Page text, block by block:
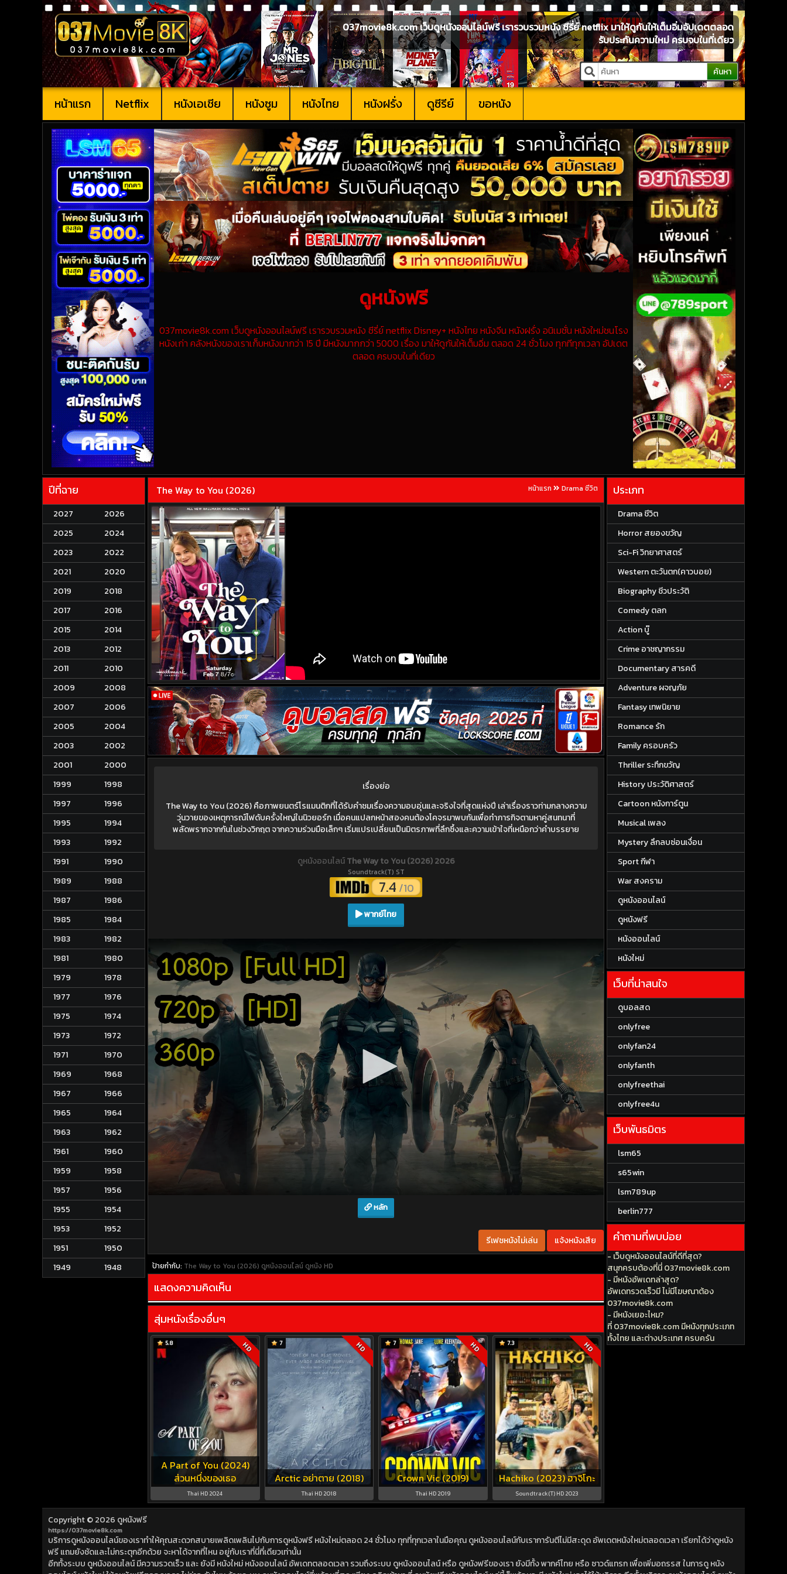
037movie8k.com เว็บดูหนังออนไลน์ฟรี เรารวบรวมหนัง ซีรี่ย์ netflix มาให้ดูกันให้เต็มอิ่มอัปเดตตลอด
รับประกันความใหม่ ครบจบในที่เดียว
ค้นหา
หน้าแรก Netflix หนังเอเชีย หนังซูม หนังไทย หนังฝรั่ง ดูซีรีย์ ขอหนัง
ดูหนังฟรี
037movie8k.com เว็บดูหนังออนไลน์ฟรี เรารวบรวมหนัง ซีรี่ย์ netflix Disney+ หนังไทย หนังจีน หนังฝรั่ง อนิเมชั่น หนังใหม่ชนโรง
หนังเก่า คลังหนังของเราเก็บหนังมากว่า 15 ปี มีหนังมากกว่า 5000 เรื่อง มาให้ดูกันให้เต็มอิ่ม ตลอด 24 ชั่วโมง ทุกทีทุกเวลา อัปเดต
ตลอด ครบจบในที่เดียว
ปีที่ฉาย
2027
2026
2025
2024
2023
2022
2021
2020
2019
2018
2017
2016
2015
2014
2013
2012
2011
2010
2009
2008
2007
2006
2005
2004
2003
2002
2001
2000
1999
1998
1997
1996
1995
1994
1993
1992
1991
1990
1989
1988
1987
1986
1985
1984
1983
1982
1981
1980
1979
1978
1977
1976
1975
1974
1973
1972
1971
1970
1969
1968
1967
1966
1965
1964
1963
1962
1961
1960
1959
1958
1957
1956
1955
1954
1953
1952
1951
1950
1949
1948
The Way to You (2026) หน้าแรก Drama ชีวิต
เรื่องย่อ
The Way to You (2026) คือภาพยนตร์โรแมนติกที่ได้รับคำชมเรื่องความอบอุ่นและจริงใจที่สุดแห่งปี เล่าเรื่องราวท่ามกลางความ
วุ่นวายของเหตุการณ์ไฟดับครั้งใหญ่ในนิวยอร์ก เมื่อคนแปลกหน้าสองคนต้องโคจรมาพบกันเพื่อทำภารกิจตามหาคู่สนทนาที่
พลัดพรากจากกันในช่วงวิกฤต จากความร่วมมือเล็กๆ เริ่มแปรเปลี่ยนเป็นมิตรภาพที่ลึกซึ้งและความเข้าใจที่เหนือกว่าคำบรรยาย
ดูหนังออนไลน์The Way to You (2026) 2026
Soundtrack(T) ST
7.4 /10
พากย์ไทย
หลัก
รีเฟชหนังไม่เล่น แจ้งหนังเสีย
ป้ายกำกับ: The Way to You (2026) ดูหนังออนไลน์ ดูหนัง HD
แสดงความคิดเห็น
สุ่มหนังเรื่องอื่นๆ
A Part of You (2024)
ส่วนหนึ่งของเธอ
5.8 HD
Thai HD 2024
Arctic อย่าตาย (2018)
7 HD
Thai HD 2018
Crown Vic (2019)
7 HD
Thai HD 2019
Hachiko (2023) ฮาจิโกะ
7.3 HD
Soundtrack(T) HD 2023
ประเภท
Drama ชีวิต
Horror สยองขวัญ
Sci-Fi วิทยาศาสตร์
Western ตะวันตก(คาวบอย)
Biography ชีวประวัติ
Comedy ตลก
Action บู๊
Crime อาชญากรรม
Documentary สารคดี
Adventure ผจญภัย
Fantasy เทพนิยาย
Romance รัก
Family ครอบครัว
Thriller ระทึกขวัญ
History ประวัติศาสตร์
Cartoon หนังการ์ตูน
Musical เพลง
Mystery ลึกลบซ่อนเงื่อน
Sport กีฬา
War สงคราม
ดูหนังออนไลน์
ดูหนังฟรี
หนังออนไลน์
หนังใหม่
เว็บที่น่าสนใจ
ดูบอลสด
onlyfree
onlyfan24
onlyfanth
onlyfreethai
onlyfree4u
เว็บพันธมิตร
lsm65
s65win
lsm789up
berlin777
คำถามที่พบบ่อย
- เว็บดูหนังออนไลน์ที่ดีที่สุด?
สนุกครบต้องที่นี่ 037movie8k.com
- มีหนังอัพเดทล่าสุด?
อัพเดทรวดเร็วมี ไม่มีโฆษณาต้อง
037movie8k.com
- มีหนังเยอะไหม?
ที่ 037movie8k.com มีหนังทุกประเภท
ทั้งไทย และต่างประเทศ ครบครัน
Copyright © 2026 ดูหนังฟรี
https://037movie8k.com
บริการดูหนังออนไลน์ของเราทำให้คุณสะดวกสบายเพลิดเพลินไปกับการดูหนังฟรี หนังใหม่ตลอด 24 ชั่วโมง ทุกที่ทุกเวลาในมือคุณ ดูหนังออนไลน์กับเราการันตีไม่มีสะดุด อัพเดตหนังใหม่ตลอดเวลา เรียกได้ว่าดูหนัง
ฟรี แถมยังชัดและไม่กระตุกอีกด้วย จะหาได้จากที่ไหน อยู่กับเราที่นี่ที่เดียวเท่านั้น
อีกทั้งระบบ ดูหนังออนไลน์ มีความรวดเร็ว และ ยังมี หนังใหม่ หนังออนไลน์ อัพเดทตลอดเวลา รวมถึงระบบ ดูหนังออนไลน์ หรือ ดูหนังฟรีของเรา ยังมีทั้ง พากค์ไทย หรือ ซาวด์แทรก เพื่อเพิ่มอถรรส ในการดู หนัง